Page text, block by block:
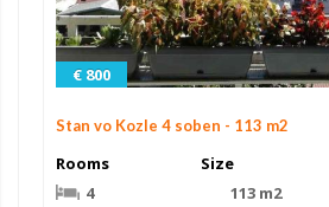
€ 800
Stan vo Kozle 4 soben - 113 m2
Rooms
4
Size
113 m2